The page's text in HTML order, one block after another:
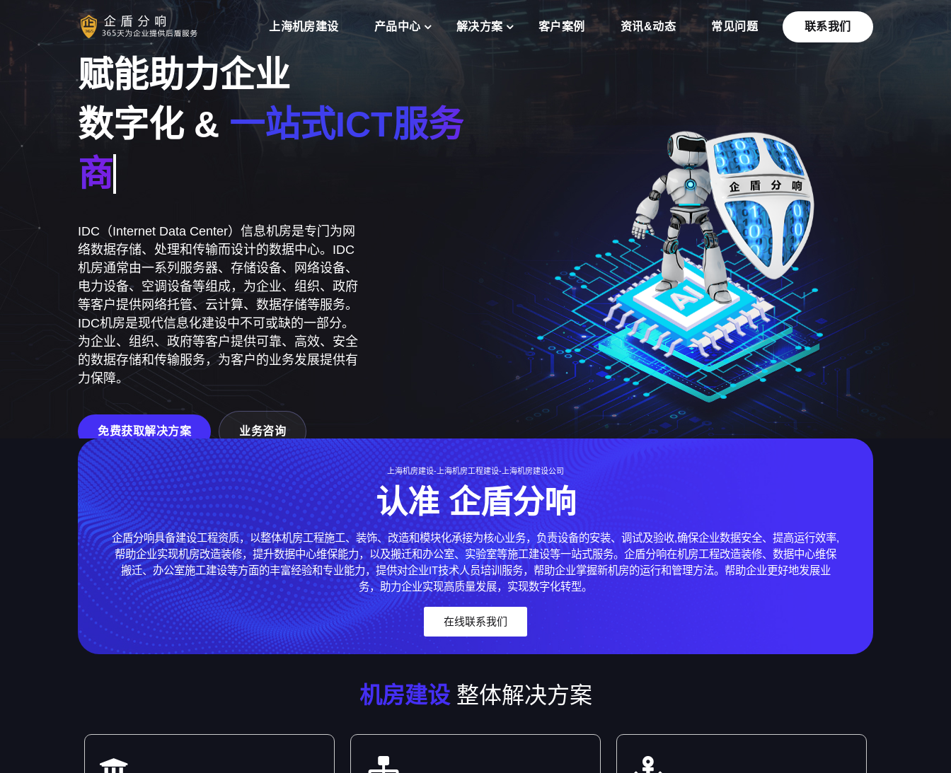
上海机房建设 产品中心 解决方案 客户案例 资讯&动态 常见问题 联系我们
赋能助力企业
数字化 &
一站式ICT服
络数据存储、处理和传输而设计的数据中心。IDC
机房通常由一系列服务器、存储设备、网络设备、
电力设备、空调设备等组成，为企业、组织、政府
等客户提供网络托管、云计算、数据存储等服务。
IDC机房是现代信息化建设中不可或缺的一部分。
为企业、组织、政府等客户提供可靠、高效、安全
的数据存储和传输服务，为客户的业务发展提供有
力保障。
免费获取解决方案 业务咨询
上海机房建设-上海机房工程建设-上海机房建设公司
认准 企盾分响
企盾分响具备建设工程资质，以整体机房工程施工、装饰、改造和模块化承接为核心业务，负责设备的安装、调试及验收,确保企业数据安全、提高运行效率,
帮助企业实现机房改造装修，提升数据中心维保能力，以及搬迁和办公室、实验室等施工建设等一站式服务。企盾分响在机房工程改造装修、数据中心维保
搬迁、办公室施工建设等方面的丰富经验和专业能力，提供对企业IT技术人员培训服务，帮助企业掌握新机房的运行和管理方法。帮助企业更好地发展业
务，助力企业实现高质量发展，实现数字化转型。
在线联系我们
机房建设整体解决方案